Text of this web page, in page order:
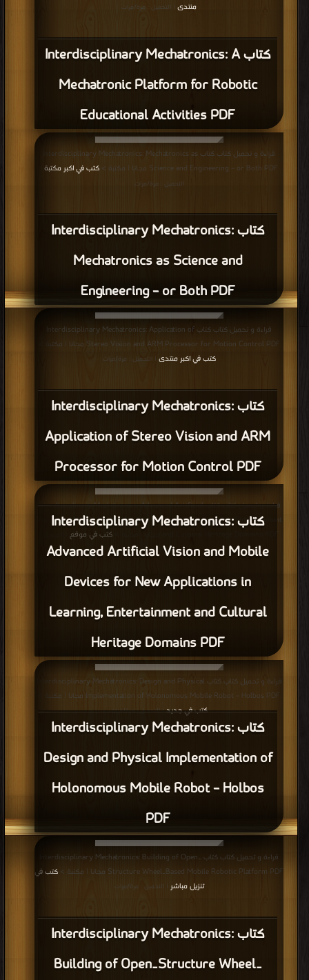
كتاب Interdisciplinary Mechatronics: A
Mechatronic Platform for Robotic
Educational Activities PDF
منتدى
| التحميل : مرة/مرات
كتاب Interdisciplinary Mechatronics:
Mechatronics as Science and
Engineering – or Both PDF
قراءة و تحميل كتاب كتاب Interdisciplinary Mechatronics: Mechatronics as
Science and Engineering – or Both PDF مجانا | مكتبة >
كتب في اكبر مكتبة
التحميل : مرة/مرات
كتاب Interdisciplinary Mechatronics:
Application of Stereo Vision and ARM
Processor for Motion Control PDF
قراءة و تحميل كتاب كتاب Interdisciplinary Mechatronics: Application of
Stereo Vision and ARM Processor for Motion Control PDF مجانا | مكتبة >
كتب في اكبر منتدى | التحميل : مرة/مرات
كتاب Interdisciplinary Mechatronics:
Advanced Artificial Vision and Mobile
Devices for New Applications in
Learning, Entertainment and Cultural
Heritage Domains PDF
قراءة و تحميل كتاب كتاب Interdisciplinary Mechatronics: Advanced Artificial
Vision and Mobile Devices for New Applications in Learning, Entertainment
كتب في موقع
مرة/مرات
كتاب Interdisciplinary Mechatronics:
Design and Physical Implementation of
Holonomous Mobile Robot – Holbos
PDF
قراءة و تحميل كتاب كتاب Interdisciplinary Mechatronics: Design and Physical
Implementation of Holonomous Mobile Robot – Holbos PDF مجانا | مكتبة >
كتب في جديد| التحميل : مرة/مرات
كتاب Interdisciplinary Mechatronics:
Building of Open‐Structure Wheel‐
قراءة و تحميل كتاب كتاب Interdisciplinary Mechatronics: Building of Open‐
Structure Wheel‐Based Mobile Robotic Platform PDF مجانا | مكتبة >
كتب في
تنزيل مباشر | التحميل : مرة/مرات